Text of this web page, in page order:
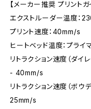
【メーカー推奨 プリントガ
エクストルーダー温度：
プリント速度：40mm/s
ヒートベッド温度：プラ
リトラクション速度（ダイ
- 40mm/s
リトラクション速度（ボウ
25mm/s